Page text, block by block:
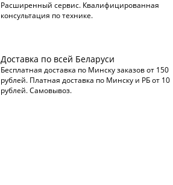
Расширенный сервис. Квалифицированная
консультация по технике.
Доставка по всей Беларуси
Бесплатная доставка по Минску заказов от 150
рублей. Платная доставка по Минску и РБ от 10
рублей. Самовывоз.